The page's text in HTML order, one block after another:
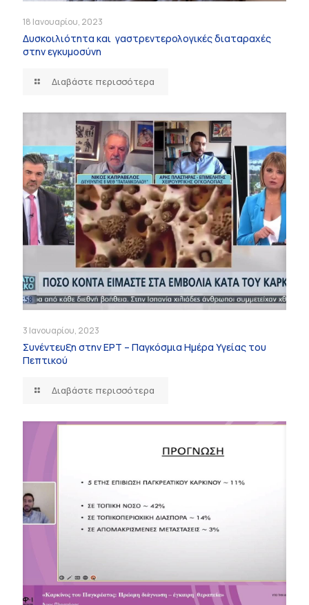
18 Ιανουαρίου, 2023
Δυσκοιλιότητα και γαστρεντερολογικές διαταραχές
στην εγκυμοσύνη
Διαβάστε περισσότερα
3 Ιανουαρίου, 2023
Συνέντευξη στην ΕΡΤ – Παγκόσμια Ημέρα Υγείας του
Πεπτικού
Διαβάστε περισσότερα